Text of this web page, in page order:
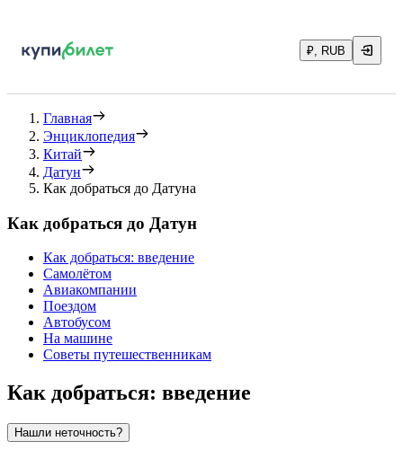
₽, RUB
Главная
Энциклопедия
Китай
Датун
Как добраться до Датуна
Как добраться до Датун
Как добраться: введение
Самолётом
Авиакомпании
Поездом
Автобусом
На машине
Советы путешественникам
Как добраться: введение
Нашли неточность?